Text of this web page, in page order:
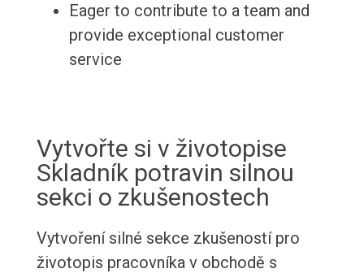
Eager to contribute to a team and
provide exceptional customer
service
Vytvořte si v životopise
Skladník potravin silnou
sekci o zkušenostech
Vytvoření silné sekce zkušeností pro
životopis pracovníka v obchodě s